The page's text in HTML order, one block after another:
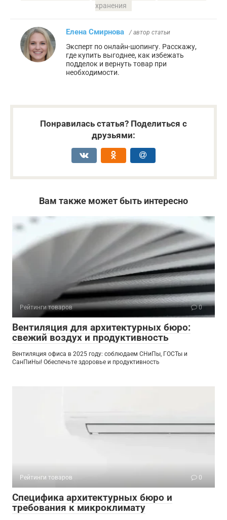
хранения
Елена Смирнова / автор статьи
Эксперт по онлайн-шопингу. Расскажу,
где купить выгоднее, как избежать
подделок и вернуть товар при
необходимости.
Понравилась статья? Поделиться с
друзьями:
Вам также может быть интересно
Рейтинги товаров 0
Вентиляция для архитектурных бюро:
свежий воздух и продуктивность
Вентиляция офиса в 2025 году: соблюдаем СНиПы, ГОСТы и
СанПиНы! Обеспечьте здоровье и продуктивность
Рейтинги товаров 0
Специфика архитектурных бюро и
требования к микроклимату